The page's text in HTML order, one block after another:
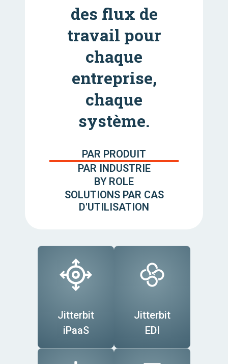
des flux de
travail pour
chaque
entreprise,
chaque
système.
PAR PRODUIT
PAR INDUSTRIE
BY ROLE
SOLUTIONS PAR CAS
D'UTILISATION
Jitterbit
iPaaS
Jitterbit
EDI